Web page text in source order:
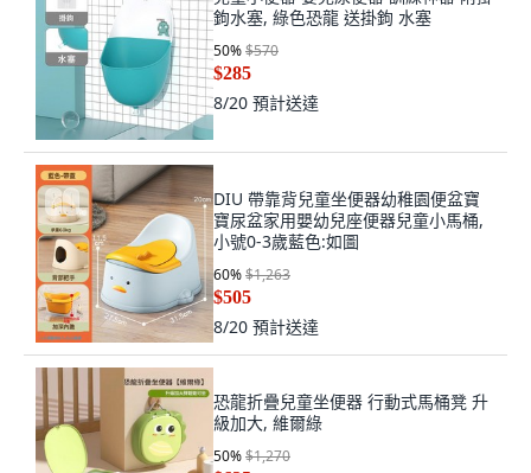
鉤水塞, 綠色恐龍 送掛鉤 水塞
50%$570
$285
8/20 預計送達
DIU 帶靠背兒童坐便器幼稚園便盆寶
寶尿盆家用嬰幼兒座便器兒童小馬桶,
小號0-3歲藍色:如圖
60%$1,263
$505
8/20 預計送達
恐龍折疊兒童坐便器 行動式馬桶凳 升
級加大, 維爾綠
50%$1,270